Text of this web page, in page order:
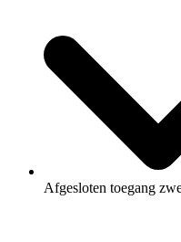
Afgesloten toegang